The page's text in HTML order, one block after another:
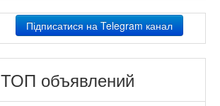
Підписатися на Telegram канал
ТОП объявлений